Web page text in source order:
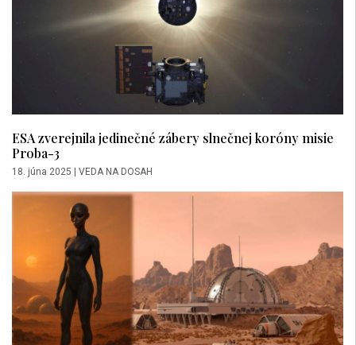
ESA zverejnila jedinečné zábery slnečnej koróny misie
Proba-3
18. júna 2025 VEDA NA DOSAH